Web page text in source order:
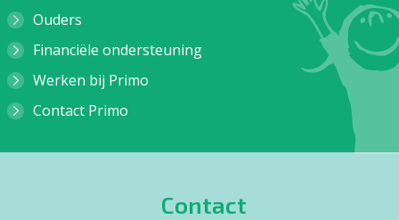
Ouders
Financiële ondersteuning
Werken bij Primo
Contact Primo
Contact